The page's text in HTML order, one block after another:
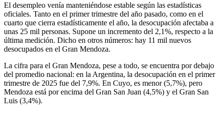
El desempleo venía manteniéndose estable según las estadísticas
oficiales. Tanto en el primer trimestre del año pasado, como en el
cuarto que cierra estadísticamente el año, la desocupación afectaba a
unas 25 mil personas. Supone un incremento del 2,1%, respecto a la
última medición. Dicho en otros números: hay 11 mil nuevos
desocupados en el Gran Mendoza.
La cifra para el Gran Mendoza, pese a todo, se encuentra por debajo
del promedio nacional: en la Argentina, la desocupación en el primer
trimestre de 2025 fue del 7,9%. En Cuyo, es menor (5,7%), pero
Mendoza está por encima del Gran San Juan (4,5%) y el Gran San
Luis (3,4%).